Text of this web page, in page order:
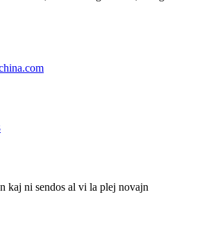
kaj ni sendos al vi la plej novajn